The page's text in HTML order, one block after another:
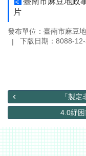
服
務
民
載
專
主
題
片
發布單位：臺南市麻豆
下版日期：8088-
「製
4.0紓